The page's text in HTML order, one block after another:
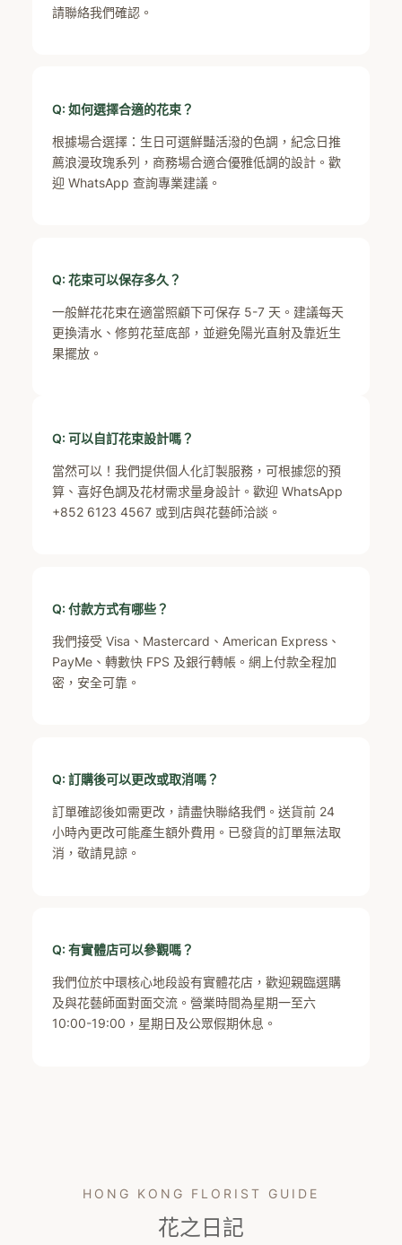
請聯絡我們確認。
Q: 如何選擇合適的花束？
根據場合選擇：生日可選鮮豔活潑的色調，紀念日推
薦浪漫玫瑰系列，商務場合適合優雅低調的設計。歡
迎 WhatsApp 查詢專業建議。
Q: 花束可以保存多久？
一般鮮花花束在適當照顧下可保存 5-7 天。建議每天
更換清水、修剪花莖底部，並避免陽光直射及靠近生
果擺放。
Q: 可以自訂花束設計嗎？
當然可以！我們提供個人化訂製服務，可根據您的預
算、喜好色調及花材需求量身設計。歡迎 WhatsApp
+852 6123 4567 或到店與花藝師洽談。
Q: 付款方式有哪些？
我們接受 Visa、Mastercard、American Express、
PayMe、轉數快 FPS 及銀行轉帳。網上付款全程加
密，安全可靠。
Q: 訂購後可以更改或取消嗎？
訂單確認後如需更改，請盡快聯絡我們。送貨前 24
小時內更改可能產生額外費用。已發貨的訂單無法取
消，敬請見諒。
Q: 有實體店可以參觀嗎？
我們位於中環核心地段設有實體花店，歡迎親臨選購
及與花藝師面對面交流。營業時間為星期一至六
10:00-19:00，星期日及公眾假期休息。
HONG KONG FLORIST GUIDE
花之日記